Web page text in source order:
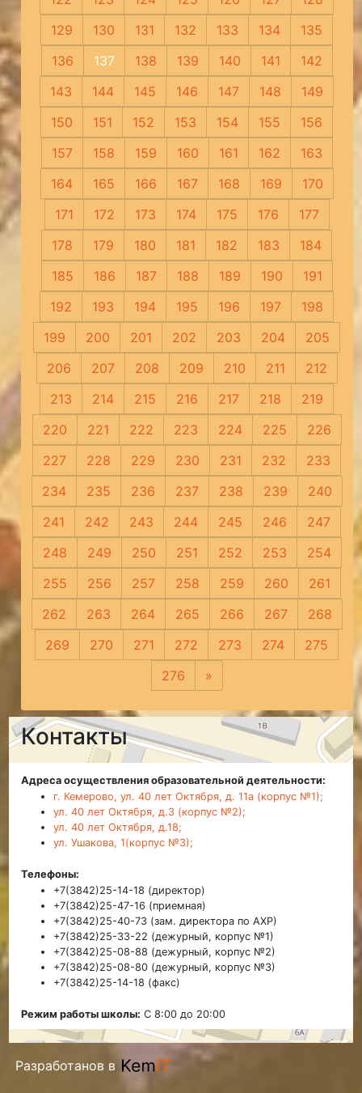
129
130 131 132 133 134
135
136
137 138 139 140 141
142
143
144 145 146 147 148
149
150
151 152 153 154 155
156
157
158 159 160 161 162
163
164
165 166 167 168 169
170
171
172 173 174 175 176
177
178
179 180 181 182 183
184
185
186 187 188 189 190
191
192
193 194 195 196 197
198
199
200 201 202 203 204
205
206
207 208 209 210 211
212
213
214 215 216 217 218
219
220
221 222 223 224 225
226
227
228 229 230 231 232
233
234
235 236 237 238 239
240
241
242 243 244 245 246
247
248
249 250 251 252 253
254
255
256 257 258 259 260
261
262
263 264 265 266 267
268
269
270 271 272 273 274
275
276
»
Контакты
Адреса осуществления образовательной деятельности:
г. Кемерово, ул. 40 лет Октября, д. 11а (корпус №1);
ул. 40 лет Октября, д.3 (корпус №2);
ул. 40 лет Октября, д.18;
ул. Ушакова, 1(корпус №3);
Телефоны:
+7(3842)25-14-18 (директор)
+7(3842)25-47-16 (приемная)
+7(3842)25-40-73 (зам. директора по АХР)
+7(3842)25-33-22 (дежурный, корпус №1)
+7(3842)25-08-88 (дежурный, корпус №2)
+7(3842)25-08-80 (дежурный, корпус №3)
+7(3842)25-14-18 (факс)
Режим работы школы: С 8:00 до 20:00
Разработанов в